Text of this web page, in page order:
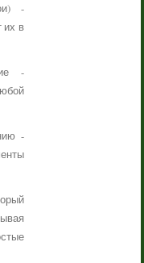
-
их в
-
-